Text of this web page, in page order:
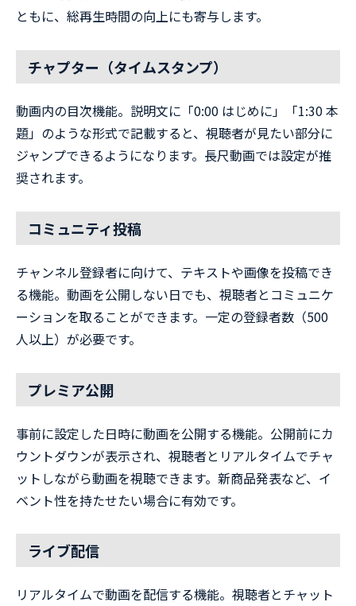
ともに、総再生時間の向上にも寄与します。
チャプター（タイムスタンプ）
動画内の目次機能。説明文に「0:00 はじめに」「1:30 本
題」のような形式で記載すると、視聴者が見たい部分に
ジャンプできるようになります。長尺動画では設定が推
奨されます。
コミュニティ投稿
チャンネル登録者に向けて、テキストや画像を投稿でき
る機能。動画を公開しない日でも、視聴者とコミュニケ
ーションを取ることができます。一定の登録者数（500
人以上）が必要です。
プレミア公開
事前に設定した日時に動画を公開する機能。公開前にカ
ウントダウンが表示され、視聴者とリアルタイムでチャ
ットしながら動画を視聴できます。新商品発表など、イ
ベント性を持たせたい場合に有効です。
ライブ配信
リアルタイムで動画を配信する機能。視聴者とチャット